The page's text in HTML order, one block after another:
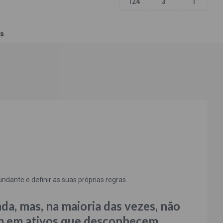
e definir as suas próprias regras.
mas, na maioria das vezes, não